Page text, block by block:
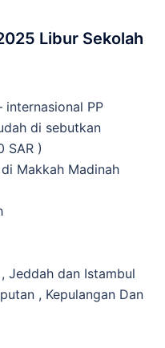
Libur Sekolah
PP
di sebutkan
SAR )
Makkah Madinah
Jeddah dan Istambul
, Kepulangan Dan